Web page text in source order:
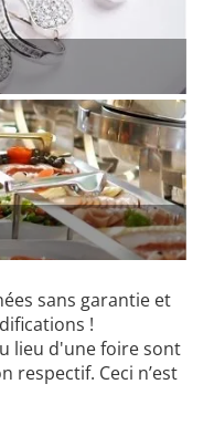
sans garantie et
!
lieu d'une foire sont
respectif. Ceci n’est